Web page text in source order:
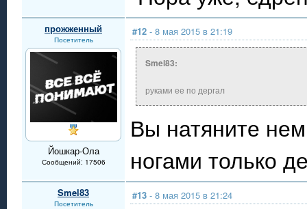
прожженный
Посетитель
Йошкар-Ола
Сообщений: 17506
#12 - 8 мая 2015 в 21:19
Smel83:
руками ее по дергал
Вы натяните
ногами только
Smel83
Посетитель
#13 - 8 мая 2015 в 21:24